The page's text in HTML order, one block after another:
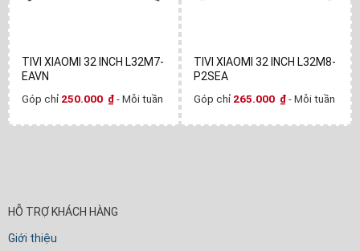
TIVI XIAOMI 32 INCH L32M7-
EAVN
Góp chỉ 250.000 ₫- Mỗi tuần
TIVI XIAOMI 32 INCH L32M8-
P2SEA
Góp chỉ 265.000 ₫- Mỗi tuần
HỖ TRỢ KHÁCH HÀNG
Giới thiệu